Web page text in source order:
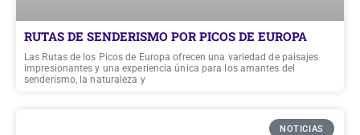
RUTAS DE SENDERISMO POR PICOS DE EUROPA
Las Rutas de los Picos de Europa ofrecen una variedad de paisajes
impresionantes y una experiencia única para los amantes del
senderismo, la naturaleza y
NOTICIAS